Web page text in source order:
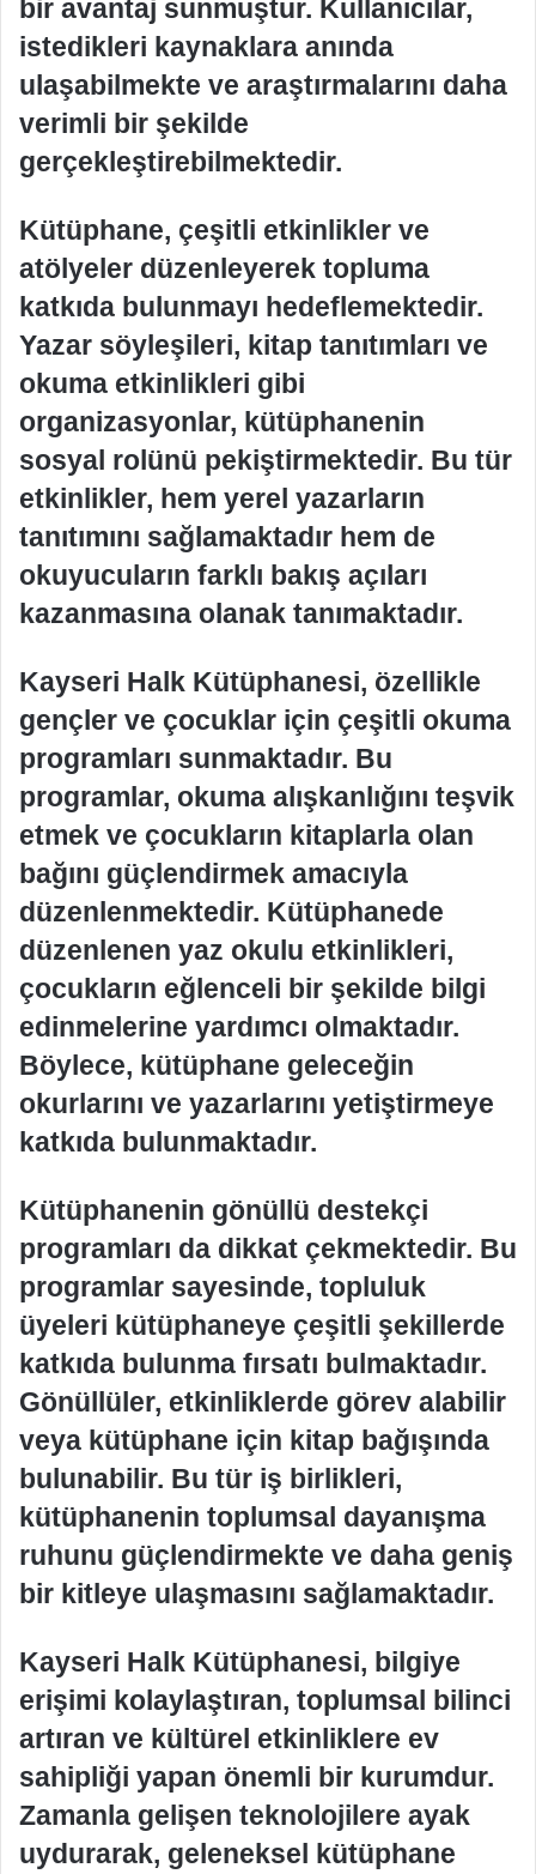
bir avantaj sunmuştur. Kullanıcılar,
istedikleri kaynaklara anında
ulaşabilmekte ve araştırmalarını daha
verimli bir şekilde
gerçekleştirebilmektedir.
Kütüphane, çeşitli etkinlikler ve
atölyeler düzenleyerek topluma
katkıda bulunmayı hedeflemektedir.
Yazar söyleşileri, kitap tanıtımları ve
okuma etkinlikleri gibi
organizasyonlar, kütüphanenin
sosyal rolünü pekiştirmektedir. Bu tür
etkinlikler, hem yerel yazarların
tanıtımını sağlamaktadır hem de
okuyucuların farklı bakış açıları
kazanmasına olanak tanımaktadır.
Kayseri Halk Kütüphanesi, özellikle
gençler ve çocuklar için çeşitli okuma
programları sunmaktadır. Bu
programlar, okuma alışkanlığını teşvik
etmek ve çocukların kitaplarla olan
bağını güçlendirmek amacıyla
düzenlenmektedir. Kütüphanede
düzenlenen yaz okulu etkinlikleri,
çocukların eğlenceli bir şekilde bilgi
edinmelerine yardımcı olmaktadır.
Böylece, kütüphane geleceğin
okurlarını ve yazarlarını yetiştirmeye
katkıda bulunmaktadır.
Kütüphanenin gönüllü destekçi
programları da dikkat çekmektedir. Bu
programlar sayesinde, topluluk
üyeleri kütüphaneye çeşitli şekillerde
katkıda bulunma fırsatı bulmaktadır.
Gönüllüler, etkinliklerde görev alabilir
veya kütüphane için kitap bağışında
bulunabilir. Bu tür iş birlikleri,
kütüphanenin toplumsal dayanışma
ruhunu güçlendirmekte ve daha geniş
bir kitleye ulaşmasını sağlamaktadır.
Kayseri Halk Kütüphanesi, bilgiye
erişimi kolaylaştıran, toplumsal bilinci
artıran ve kültürel etkinliklere ev
sahipliği yapan önemli bir kurumdur.
Zamanla gelişen teknolojilere ayak
uydurarak, geleneksel kütüphane